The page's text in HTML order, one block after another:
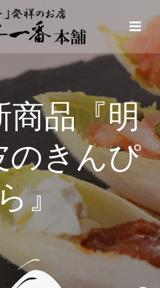
コ
ン
テ
キ
ッ
プ
商品『明
のきんぴ
』